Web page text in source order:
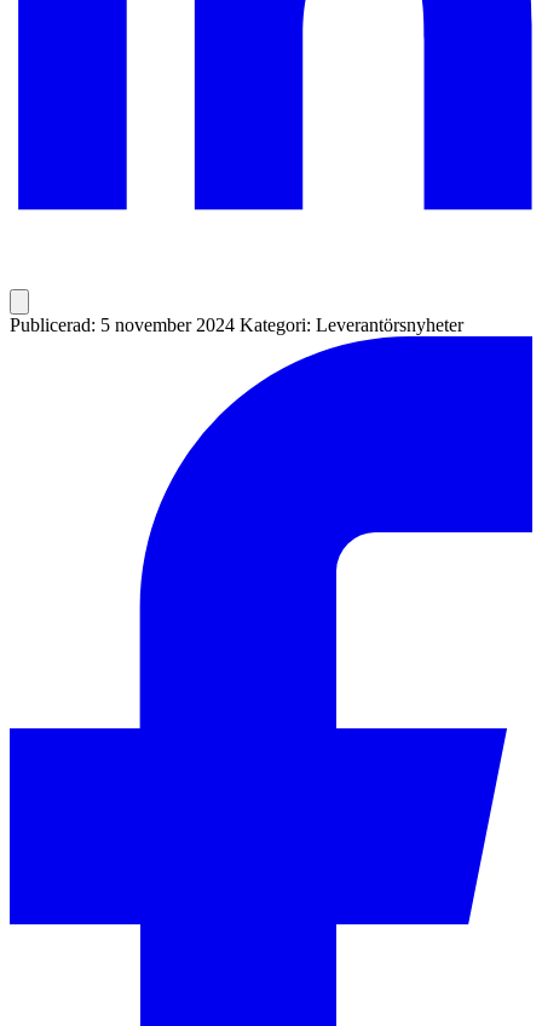
Publicerad: 5 november 2024 Kategori: Leverantörsnyheter